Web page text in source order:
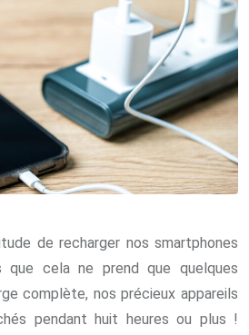
de recharger nos smartphones
que cela ne prend que quelques
complète, nos précieux appareils
pendant huit heures ou plus !